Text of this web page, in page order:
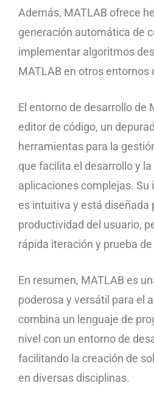
Además, MATLAB ofrece
generación automática de
implementar algoritmos
MATLAB en otros entornos
El entorno de desarrollo de
editor de código, un
herramientas para la
que facilita el desarrollo y
aplicaciones complejas. Su
es intuitiva y está diseñada
productividad del usuario,
rápida iteración y prueba de
En resumen, MATLAB es
poderosa y versátil para el
combina un lenguaje de
nivel con un entorno de
facilitando la creación de
en diversas disciplinas.